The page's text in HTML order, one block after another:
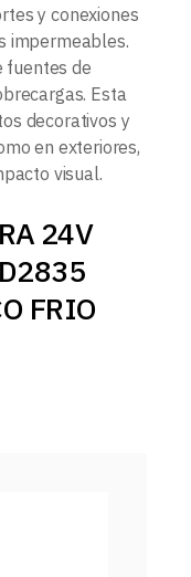
y conexiones
impermeables.
fuentes de
Esta
decorativos y
en exteriores,
visual.
24V
FRIO